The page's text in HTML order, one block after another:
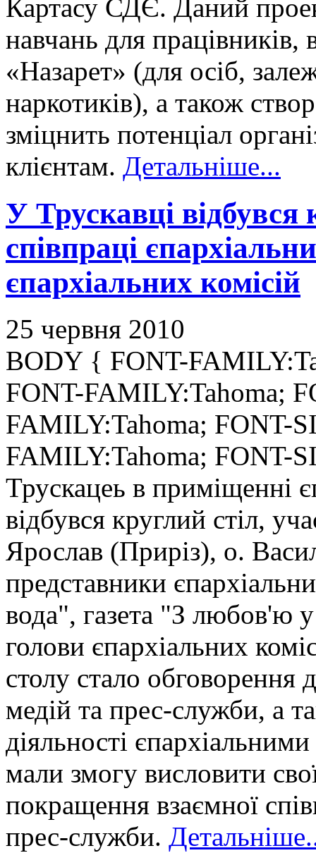
Картасу СДЄ. Даний
навчань для працівників,
«Назарет» (для осіб,
наркотиків), а також
зміцнить потенціал
клієнтам. Детальніше...
У Трускавці відбувся
співпраці
єпархіальних комісій
25 червня 2010
BODY { FONT-
FONT-FAMILY:Tahoma;
FAMILY:Tahoma; FONT-
FAMILY:Tahoma; FONT-
Трускацеь в приміщенні
відбувся круглий стіл,
Ярослав (Приріз), о.
представники
вода", газета "З любов'ю у
голови єпархіальних
столу стало обговорення
медій та прес-служби, а
діяльності
мали змогу висловити
покращення взаємної
прес-служби.